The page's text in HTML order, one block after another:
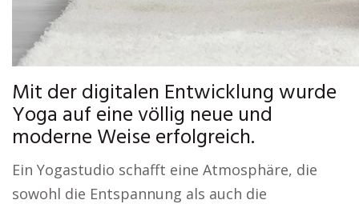
Mit der digitalen Entwicklung wurde
Yoga auf eine völlig neue und
moderne Weise erfolgreich.
Ein Yogastudio schafft eine Atmosphäre, die
sowohl die Entspannung als auch die